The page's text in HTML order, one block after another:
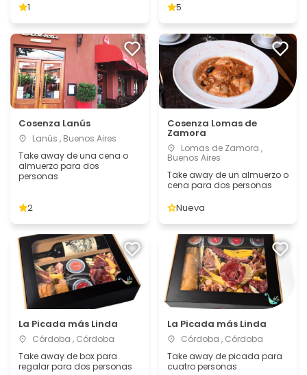
1 5
Cosenza Lanús
Lanús , Buenos Aires
Take away de una cena o
almuerzo para dos
personas
2
Cosenza Lomas de
Zamora
Lomas de Zamora ,
Buenos Aires
Take away de un almuerzo o
cena para dos personas
Nueva
La Picada más Linda
Córdoba , Córdoba
Take away de box para
regalar para dos personas
La Picada más Linda
Córdoba , Córdoba
Take away de picada para
cuatro personas